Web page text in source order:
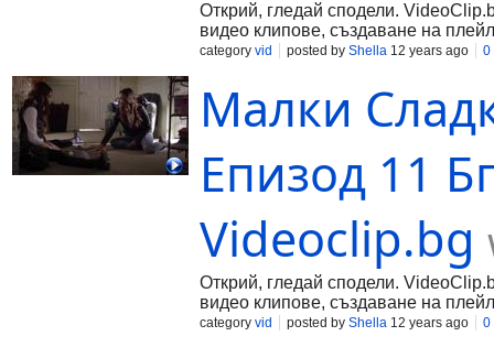
Открий, гледай сподели.
видео клипове, създаване на
category vid posted by Shella 12 years ago 0
Малки
Епизод 11
Videoclip.bg
Открий, гледай сподели.
видео клипове, създаване на
category vid posted by Shella 12 years ago 0